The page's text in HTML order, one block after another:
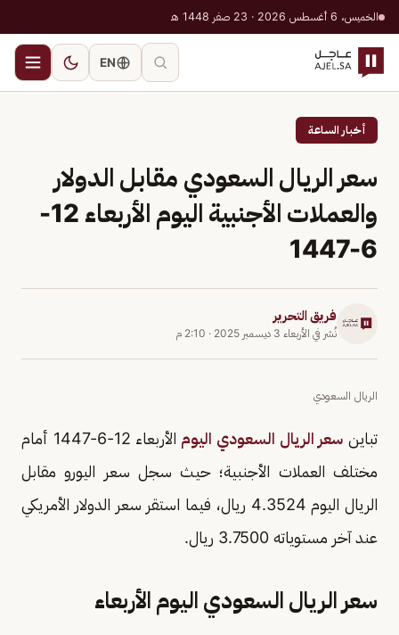
الخميس، 6 أغسطس 2026 · 23 صفر 1448 هـ
EN
أخبار الساعة
سعر الريال السعودي مقابل الدولار
والعملات الأجنبية اليوم الأربعاء 12-
6-1447
فريق التحرير
نُشر في الأربعاء 3 ديسمبر 2025 · 2:10 م
الريال السعودي
تباين سعر الريال السعودي اليوم
الأربعاء 12-6-1447 أمام
مختلف العملات الأجنبية؛ حيث سجل سعر اليورو مقابل
الريال اليوم 4.3524 ريال، فيما استقر سعر الدولار الأمريكي
عند آخر مستوياته 3.7500 ريال.
سعر الريال السعودي اليوم الأربعاء